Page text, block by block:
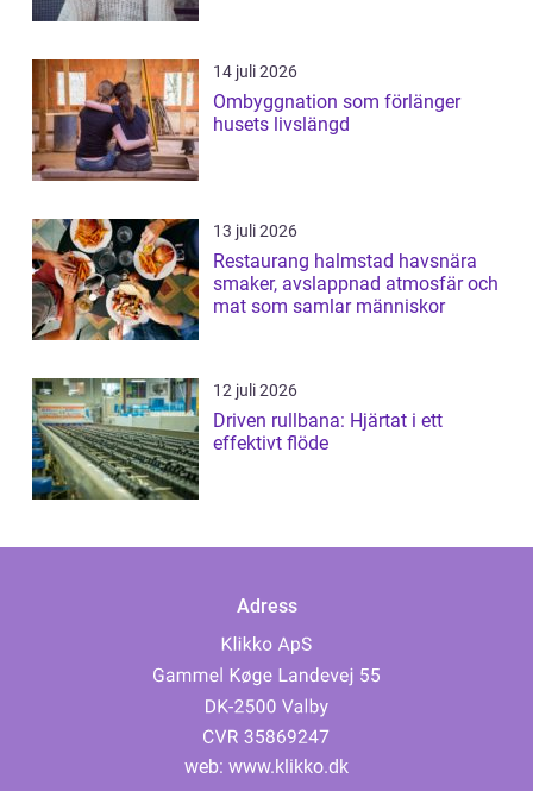
14 juli 2026
Ombyggnation som förlänger
husets livslängd
13 juli 2026
Restaurang halmstad havsnära
smaker, avslappnad atmosfär och
mat som samlar människor
12 juli 2026
Driven rullbana: Hjärtat i ett
effektivt flöde
Adress
web: www.klikko.dk